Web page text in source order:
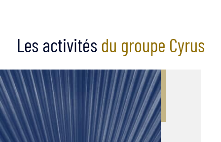
Les activités du groupe Cyrus